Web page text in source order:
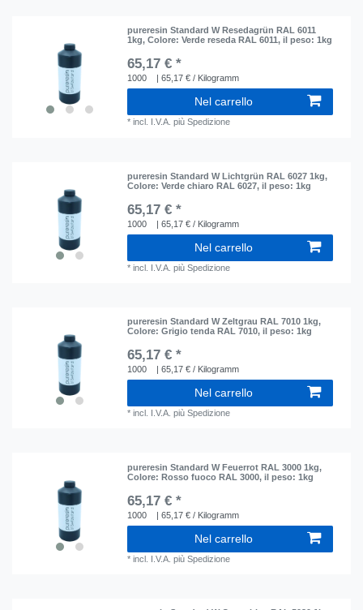
pureresin Standard W Resedagrün RAL 6011
1kg, Colore: Verde reseda RAL 6011, il peso: 1kg
65,17 € *
1000 | 65,17 € / Kilogramm
Nel carrello
*incl. I.V.A. piùSpedizione
pureresin Standard W Lichtgrün RAL 6027 1kg,
Colore: Verde chiaro RAL 6027, il peso: 1kg
65,17 € *
1000 | 65,17 € / Kilogramm
Nel carrello
*incl. I.V.A. piùSpedizione
pureresin Standard W Zeltgrau RAL 7010 1kg,
Colore: Grigio tenda RAL 7010, il peso: 1kg
65,17 € *
1000 | 65,17 € / Kilogramm
Nel carrello
*incl. I.V.A. piùSpedizione
pureresin Standard W Feuerrot RAL 3000 1kg,
Colore: Rosso fuoco RAL 3000, il peso: 1kg
65,17 € *
1000 | 65,17 € / Kilogramm
Nel carrello
*incl. I.V.A. piùSpedizione